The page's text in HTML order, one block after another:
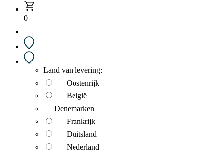
0
Land van levering:
Oostenrijk
België
Denemarken
Frankrijk
Duitsland
Nederland